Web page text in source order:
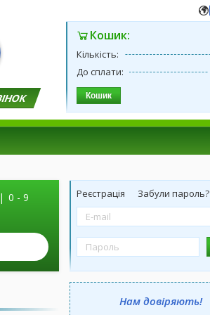
Кошик:
Кількість:
До сплати:
Кошик
| 0 - 9
Реєстрація Забули пароль?
Нам довіряють!